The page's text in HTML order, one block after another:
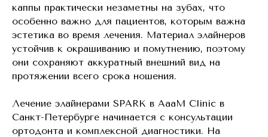
каппы практически незаметны на зубах, что
особенно важно для пациентов, которым важна
эстетика во время лечения. Материал элайнеров
устойчив к окрашиванию и помутнению, поэтому
они сохраняют аккуратный внешний вид на
протяжении всего срока ношения.
Лечение элайнерами SPARK в AaaM Clinic в
Санкт-Петербурге начинается с консультации
ортодонта и комплексной диагностики. На